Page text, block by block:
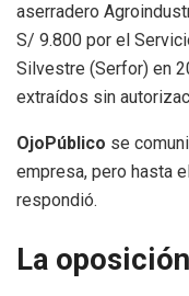
aserradero
S/ 9.800 por el
Silvestre (Serfor) en
extraídos sin
OjoPúblico se
empresa, pero hasta
respondió.
La